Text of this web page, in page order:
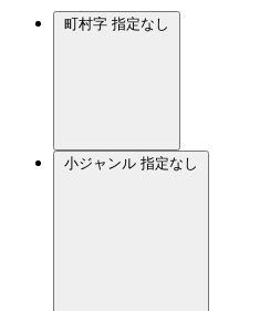
町村字 指定なし
小ジャンル 指定なし